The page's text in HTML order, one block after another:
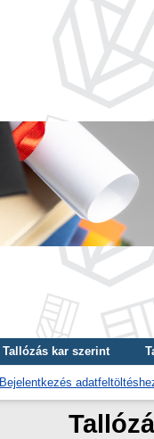
Tallózás kar szerint
Bejelentkezés